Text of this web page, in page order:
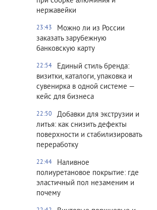
нержавейки
23:43
Можно ли из России
заказать зарубежную
банковскую карту
22:54
Единый стиль бренда:
визитки, каталоги, упаковка и
сувенирка в одной системе —
кейс для бизнеса
22:50
Добавки для экструзии и
литья: как снизить дефекты
поверхности и стабилизировать
переработку
22:44
Наливное
полиуретановое покрытие: где
эластичный пол незаменим и
почему